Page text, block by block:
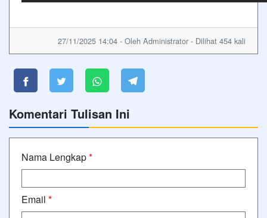
27/11/2025 14:04 - Oleh Administrator - Dilihat 454 kali
Komentari Tulisan Ini
Nama Lengkap*
Email *